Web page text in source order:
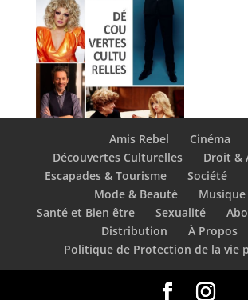
Amis Rebel
Cinéma
Découvertes Culturelles
Droit &
Escapades & Tourisme
Société
Mode & Beauté
Musique
Santé et Bien être
Sexualité
Distribution
À Propos
Politique de Protection de la vie